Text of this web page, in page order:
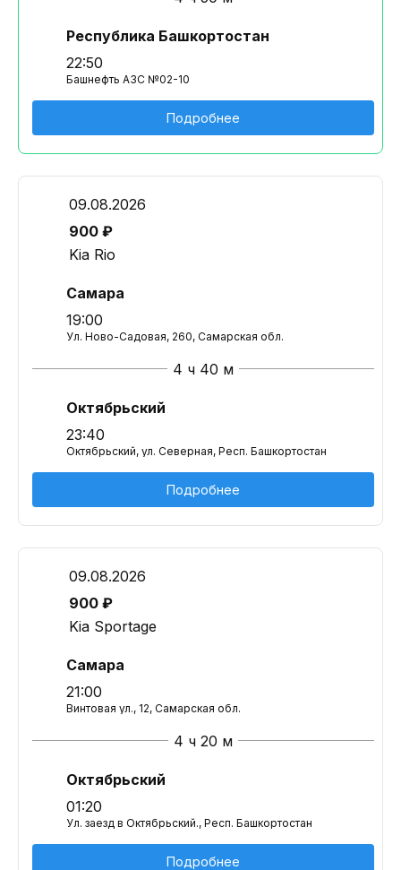
Республика Башкортостан
22:50
Башнефть АЗС №02-10
Подробнее
09.08.2026
900 ₽
Kia Rio
Самара
19:00
Ул. Ново-Садовая, 260, Самарская обл.
4 ч 40 м
Октябрьский
23:40
Октябрьский, ул. Северная, Респ. Башкортостан
Подробнее
09.08.2026
900 ₽
Kia Sportage
Самара
21:00
Винтовая ул., 12, Самарская обл.
4 ч 20 м
Октябрьский
01:20
Ул. заезд в Октябрьский., Респ. Башкортостан
Подробнее